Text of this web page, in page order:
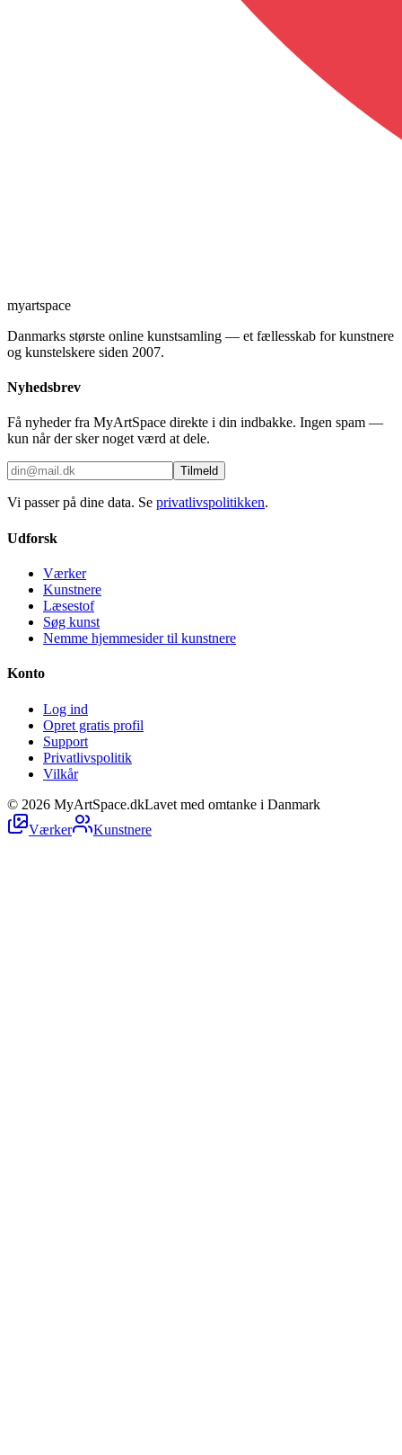
myartspace
Danmarks største online kunstsamling — et fællesskab for kunstnere
og kunstelskere siden 2007.
Nyhedsbrev
Få nyheder fra MyArtSpace direkte i din indbakke. Ingen spam —
kun når der sker noget værd at dele.
Tilmeld
Vi passer på dine data. Se privatlivspolitikken.
Udforsk
Værker
Kunstnere
Læsestof
Søg kunst
Nemme hjemmesider til kunstnere
Konto
Log ind
Opret gratis profil
Support
Privatlivspolitik
Vilkår
© 2026 MyArtSpace.dkLavet med omtanke i Danmark
Værker
Kunstnere